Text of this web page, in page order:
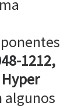
1212,
algunos